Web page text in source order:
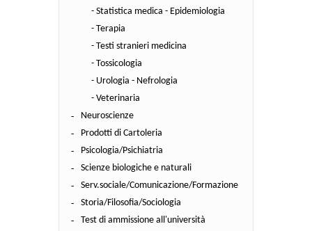
- Statistica medica - Epidemiologia
- Terapia
- Testi stranieri medicina
- Tossicologia
- Urologia - Nefrologia
- Veterinaria
Neuroscienze
Prodotti di Cartoleria
Psicologia/Psichiatria
Scienze biologiche e naturali
Serv.sociale/Comunicazione/Formazione
Storia/Filosofia/Sociologia
Test di ammissione all'università